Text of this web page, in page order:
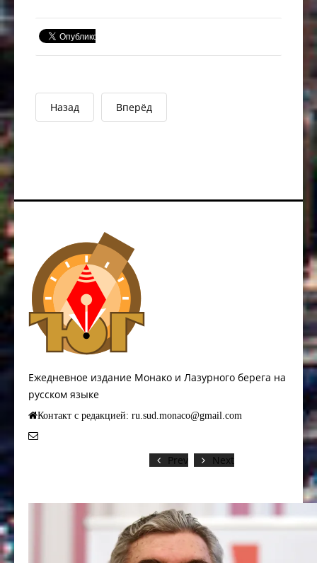
Назад Вперёд
Ежедневное издание Монако и Лазурного берега на
русском языке
Контакт с редакцией: ru.sud.monaco@gmail.com
Prev Next